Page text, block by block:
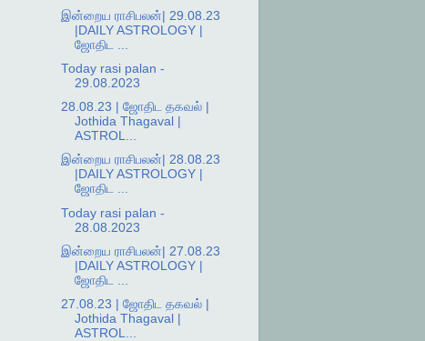
இன்றைய ராசிபலன்| 29.08.23
|DAILY ASTROLOGY |
ஜோதிட ...
Today rasi palan -
29.08.2023
28.08.23 | ஜோதிட தகவல் |
Jothida Thagaval |
ASTROL...
இன்றைய ராசிபலன்| 28.08.23
|DAILY ASTROLOGY |
ஜோதிட ...
Today rasi palan -
28.08.2023
இன்றைய ராசிபலன்| 27.08.23
|DAILY ASTROLOGY |
ஜோதிட ...
27.08.23 | ஜோதிட தகவல் |
Jothida Thagaval |
ASTROL...